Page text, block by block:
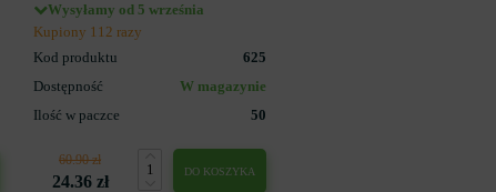
Wysyłamy od 5 września
Kupiony 112 razy
Kod produktu
625
Dostępność
W magazynie
Ilość w paczce
50
60.90 zł
24.36 zł
DO KOSZYKA